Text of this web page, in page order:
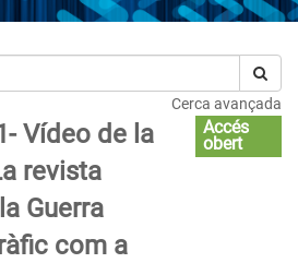
Cerca avançada
Vídeo de la
revista
Guerra
com a
Accés
obert